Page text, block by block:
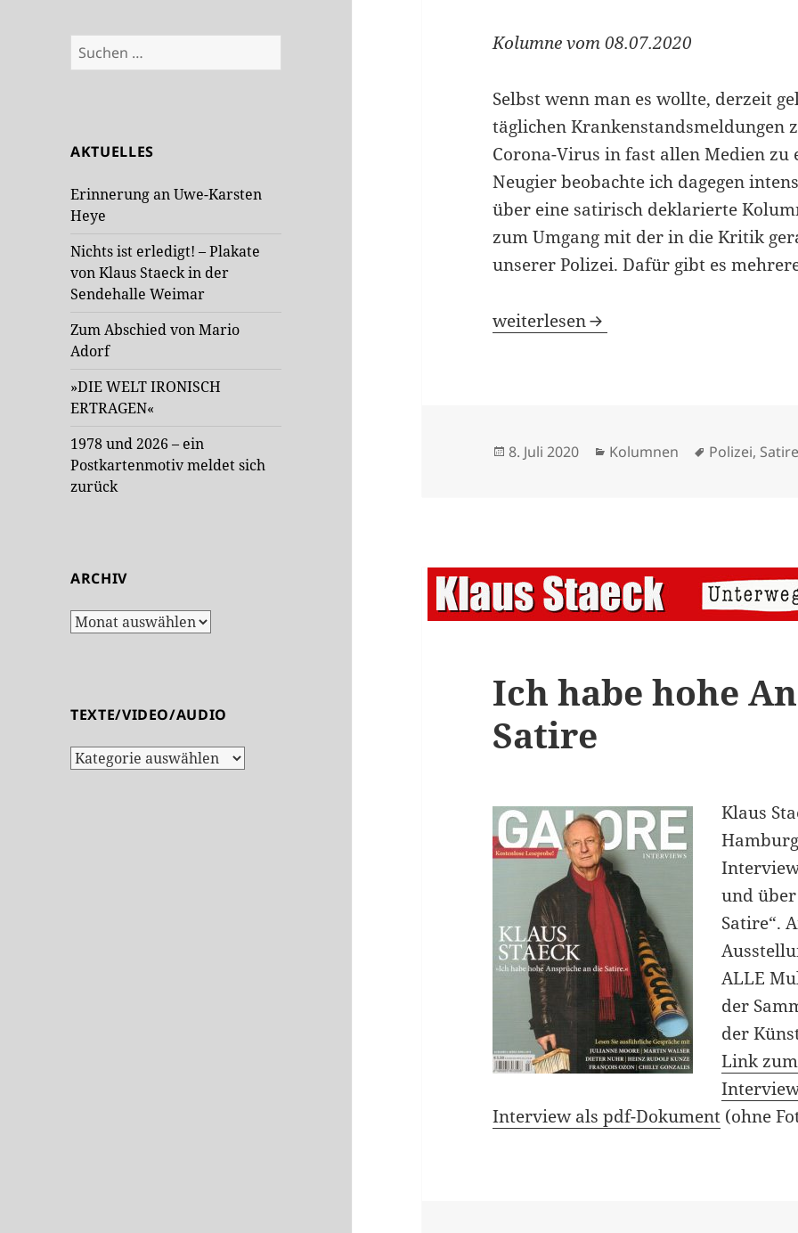
Suchen
nach:
AKTUELLES
Erinnerung an Uwe-Karsten
Heye
Nichts ist erledigt! – Plakate
von Klaus Staeck in der
Sendehalle Weimar
Zum Abschied von Mario
Adorf
»DIE WELT IRONISCH
ERTRAGEN«
1978 und 2026 – ein
Postkartenmotiv meldet sich
zurück
ARCHIV
Archiv
TEXTE/VIDEO/AUDIO
Texte/Video/Audio
Kolumne vom 08.07.2020
Selbst wenn man es wollte, derzeit
täglichen Krankenstandsmeldungen
Corona-Virus in fast allen Medien zu
Neugier beobachte ich dagegen
über eine satirisch deklarierte
zum Umgang mit der in die Kritik
unserer Polizei. Dafür gibt es
Freund und Helfer
weiterlesen
Veröffentlicht
8. Juli 2020 Kategorien
Kolumnen Schlagwörter
Polizei, Satire
Ich habe hohe
Satire
Klaus
und
Satire“.
ALLE
der
der
Link
Interview als pdf-Dokument (ohne